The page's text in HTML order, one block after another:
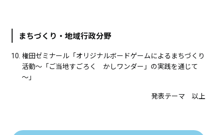
まちづくり・地域行政分野
権田ゼミナール「オリジナルボードゲームによるまちづくり
活動～「ご当地すごろく かしワンダー」の実践を通じて
～」
発表テーマ 以上